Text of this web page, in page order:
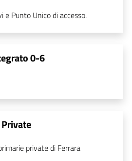
e Punto Unico di accesso.
0-6
private di Ferrara